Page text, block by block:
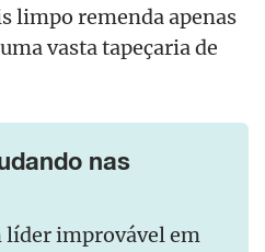
limpo remenda apenas
vasta tapeçaria de
nas
líder improvável em